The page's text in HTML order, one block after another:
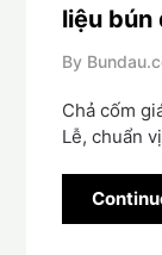
liệu bún
By
Chả cốm
Lễ, chuẩn